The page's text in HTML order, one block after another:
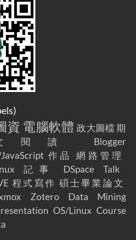
擋廣告/ AdGuard
Ad Blocker
)
資 電腦軟體 政大圖檔 期
閱讀
Blogger
作品
網路管理
記事 DSpace
Talk
程式寫作 碩士畢業論文
Zotero
Data Mining
OS/Linux Course